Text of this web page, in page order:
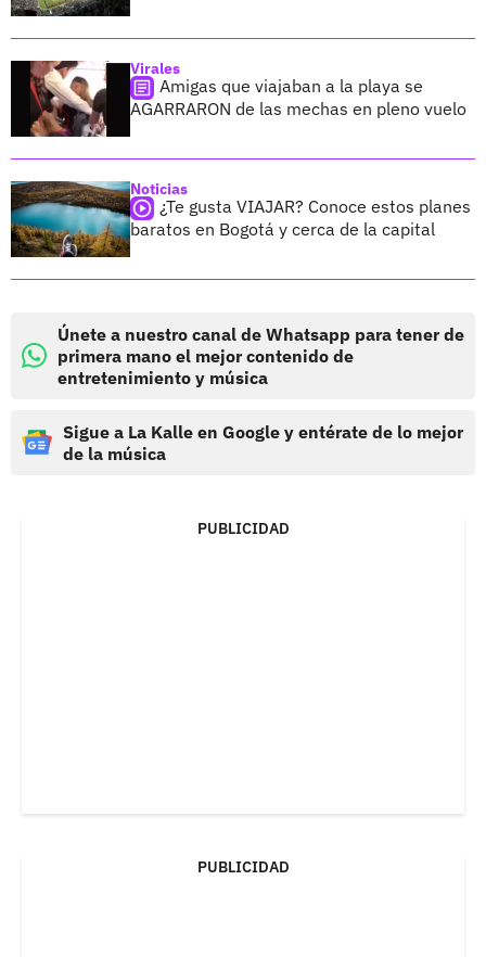
Virales
Amigas que viajaban a la playa se
AGARRARON de las mechas en pleno vuelo
Noticias
¿Te gusta VIAJAR? Conoce estos planes
baratos en Bogotá y cerca de la capital
Únete a nuestro canal de Whatsapp para tener de
primera mano el mejor contenido de
entretenimiento y música
Sigue a La Kalle en Google y entérate de lo mejor
de la música
PUBLICIDAD
PUBLICIDAD